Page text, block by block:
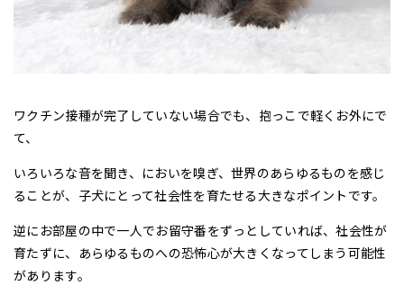
ワクチン接種が完了していない場合でも、抱っこで軽くお外にで
て、
いろいろな音を聞き、においを嗅ぎ、世界のあらゆるものを感じ
ることが、子犬にとって社会性を育たせる大きなポイントです。
逆にお部屋の中で一人でお留守番をずっとしていれば、社会性が
育たずに、あらゆるものへの恐怖心が大きくなってしまう可能性
があります。